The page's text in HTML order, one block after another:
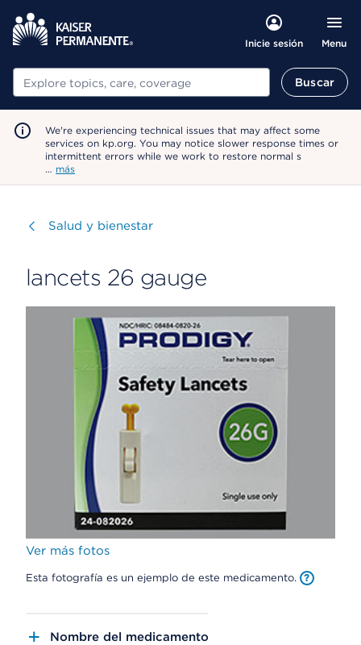
Inicie sesión Menu
Buscar Buscar
We're experiencing technical issues that may affect some
services on kp.org. You may notice slower response times or
intermittent errors while we work to restore normal s
… más
Visitar
Salud y bienestar
lancets 26 gauge
Ver más fotos
Esta fotografía es un ejemplo de este medicamento.
Nombre del medicamento